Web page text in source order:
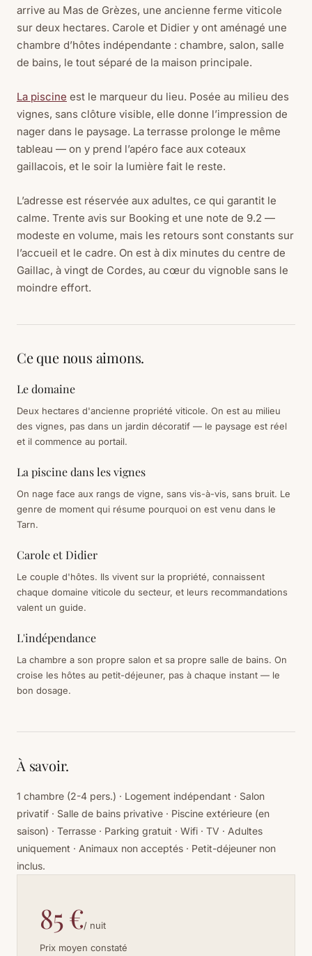
arrive au Mas de Grèzes, une ancienne ferme viticole
sur deux hectares. Carole et Didier y ont aménagé une
chambre d’hôtes indépendante : chambre, salon, salle
de bains, le tout séparé de la maison principale.
La piscine est le marqueur du lieu. Posée au milieu des
vignes, sans clôture visible, elle donne l’impression de
nager dans le paysage. La terrasse prolonge le même
tableau — on y prend l’apéro face aux coteaux
gaillacois, et le soir la lumière fait le reste.
L’adresse est réservée aux adultes, ce qui garantit le
calme. Trente avis sur Booking et une note de 9.2 —
modeste en volume, mais les retours sont constants sur
l’accueil et le cadre. On est à dix minutes du centre de
Gaillac, à vingt de Cordes, au cœur du vignoble sans le
moindre effort.
Ce que nous aimons.
Le domaine
Deux hectares d'ancienne propriété viticole. On est au milieu
des vignes, pas dans un jardin décoratif — le paysage est réel
et il commence au portail.
La piscine dans les vignes
On nage face aux rangs de vigne, sans vis-à-vis, sans bruit. Le
genre de moment qui résume pourquoi on est venu dans le
Tarn.
Carole et Didier
Le couple d'hôtes. Ils vivent sur la propriété, connaissent
chaque domaine viticole du secteur, et leurs recommandations
valent un guide.
L'indépendance
La chambre a son propre salon et sa propre salle de bains. On
croise les hôtes au petit-déjeuner, pas à chaque instant — le
bon dosage.
À savoir.
1 chambre (2-4 pers.) · Logement indépendant · Salon
privatif · Salle de bains privative · Piscine extérieure (en
saison) · Terrasse · Parking gratuit · Wifi · TV · Adultes
uniquement · Animaux non acceptés · Petit-déjeuner non
inclus.
85 €/ nuit
Prix moyen constaté